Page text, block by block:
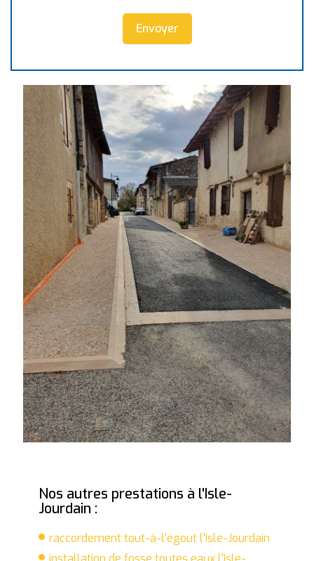
Nos autres prestations à l'Isle-
Jourdain :
raccordement tout-à-l'égout l'Isle-Jourdain